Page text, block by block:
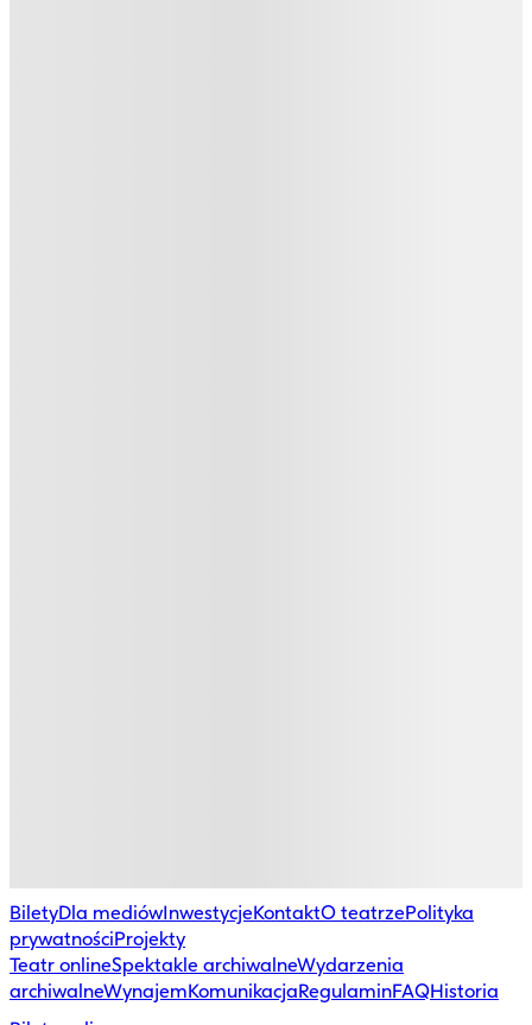
BiletyDla mediówInwestycjeKontaktO teatrzePolityka
prywatnościProjekty
Teatr onlineSpektakle archiwalneWydarzenia
archiwalneWynajemKomunikacjaRegulaminFAQHistoria